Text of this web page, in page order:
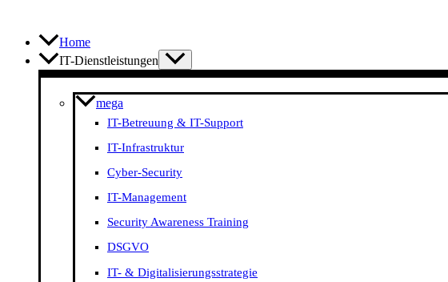
springen
Home
IT-Dienstleistungen
mega
IT-Betreuung & IT-Support
IT-Infrastruktur
Cyber-Security
IT-Management
Security Awareness Training
DSGVO
IT- & Digitalisierungs­strategie